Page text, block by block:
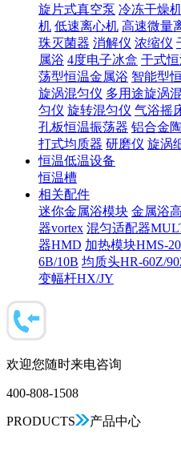
旋片式真空泵 冷冻干燥
机 低速离心机 高速微量
珠灭菌器 消解仪 浓缩仪
属浴 4度电子冰盒 干式
荡型恒温金属浴 智能型
旋涡混匀仪 多用途旋涡
匀仪 旋转混匀仪 气浴摇
孔板恒温振荡器 铝合金
打式均质器 研磨仪 旋涡
恒温低温设备
恒温槽
相关配件
迷你金属浴模块 金属浴
器vortex 混匀适配器
器HMD 加热模块HMS-
6B/10B 均质头HR-60Z/
变幅杆HX/JY
欢迎您随时来电咨询
400-808-1508
PRODUCTS 产品中心